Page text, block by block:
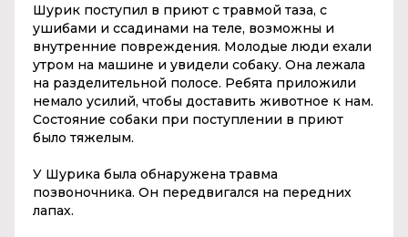
Шурик поступил в приют с травмой таза, с
ушибами и ссадинами на теле, возможны и
внутренние повреждения. Молодые люди ехали
утром на машине и увидели собаку. Она лежала
на разделительной полосе. Ребята приложили
немало усилий, чтобы доставить животное к нам.
Состояние собаки при поступлении в приют
было тяжелым.
У Шурика была обнаружена травма
позвоночника. Он передвигался на передних
лапах.